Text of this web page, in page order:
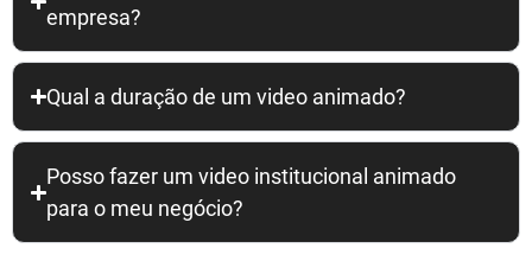
empresa?
Qual a duração de um video animado?
Posso fazer um video institucional animado
para o meu negócio?